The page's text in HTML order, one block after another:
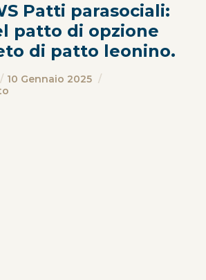
Patti parasociali:
patto di opzione
di patto leonino.
10 Gennaio 2025